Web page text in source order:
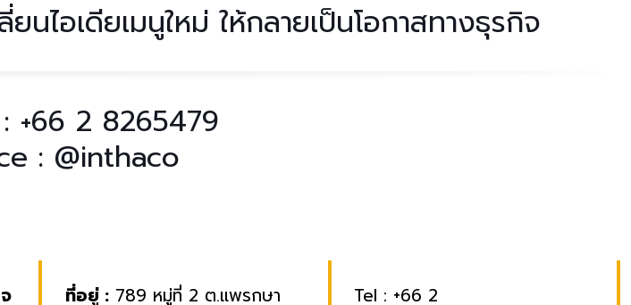
นไอเดียเมนูใหม่ ให้กลายเป็นโอกาสทางธุรกิจ
+66 2 8265479
: @inthaco
ที่อยู่ : 789 หมู่ที่ 2 ต.แพรกษา Tel : +66 2